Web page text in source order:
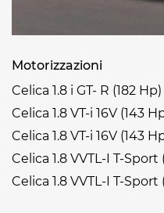
Motorizzazioni
Celica 1.8 i GT- R (182 Hp)
Celica 1.8 VT-i 16V (143
Celica 1.8 VT-i 16V (143
Celica 1.8 VVTL-I T-Sport
Celica 1.8 VVTL-I T-